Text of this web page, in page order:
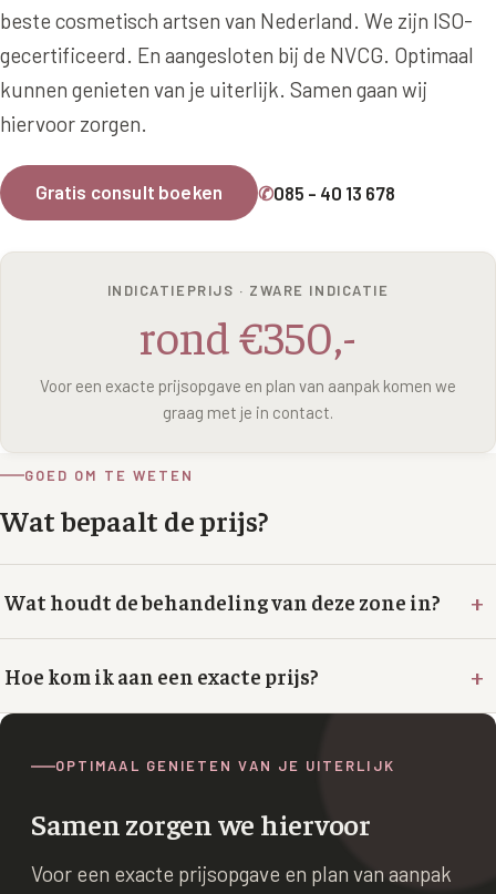
Neus
Jukbeenderen
CONTOUR & HALS
Handen
Hyperpigmentatie
Overmatig zweten
Kaalheid en haarverlies
Bekijk alle zones →
Restylane
Saypha Filler
Sculptra (collageen aanmaak)
Silhouette Soft
Teosyal Redensity
HUID & AANVULLEND
Epionce huidverzorging
Plexr Soft Surgery
PRP-behandeling
XL Hair
Alle behandelingen →
Chronische ontstekingsprofiel
Atletisch verouderings profiel
Digitale Nek Profiel
beste cosmetisch artsen van Nederland. We zijn ISO-
gecertificeerd. En aangesloten bij de NVCG. Optimaal
kunnen genieten van je uiterlijk. Samen gaan wij
hiervoor zorgen.
Gratis consult boeken ✆085 - 40 13 678
INDICATIEPRIJS · ZWARE INDICATIE
rond €350,-
Voor een exacte prijsopgave en plan van aanpak komen we
graag met je in contact.
GOED OM TE WETEN
Wat bepaalt de prijs?
Wat houdt de behandeling van deze zone in? +
Hoe kom ik aan een exacte prijs? +
OPTIMAAL GENIETEN VAN JE UITERLIJK
Samen zorgen we hiervoor
Voor een exacte prijsopgave en plan van aanpak